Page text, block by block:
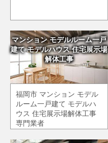
マンション モデルルーム一戸
建て モデルハウス 住宅展示場
解体工事
福岡市 マンション モデル
ルーム一戸建て モデルハ
ウス 住宅展示場解体工事
専門業者